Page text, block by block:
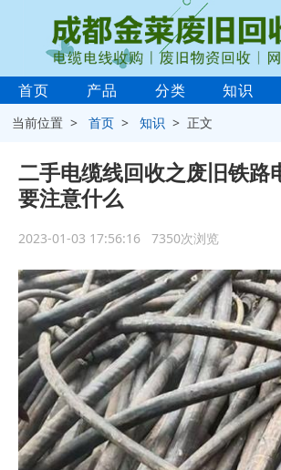
首页 产品 分类 知识
当前位置 >首页 >知识 > 正文
二手电缆线回收之废旧铁路
要注意什么
2023-01-03 17:56:16 7350次浏览